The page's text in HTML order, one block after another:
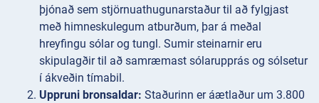
þjónað sem stjörnuathugunarstaður til að fylgjast
með himneskulegum atburðum, þar á meðal
hreyfingu sólar og tungl. Sumir steinarnir eru
skipulagðir til að samræmast sólarupprás og sólsetur
í ákveðin tímabil.
Uppruni bronsaldar: Staðurinn er áætlaður um 3.800